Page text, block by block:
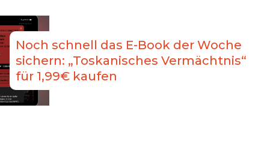
Noch schnell das E-Book der Woche
sichern: „Toskanisches Vermächtnis“
für 1,99€ kaufen